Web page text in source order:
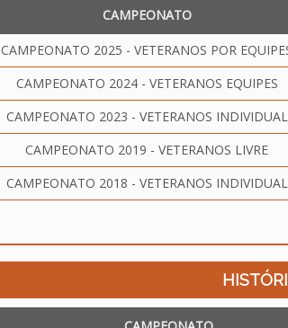
CAMPEONATO
CAMPEONATO 2025 - VETERANOS POR
CAMPEONATO 2024 - VETERANOS EQUIPES
CAMPEONATO 2023 - VETERANOS INDIVIDUAL
CAMPEONATO 2019 - VETERANOS LIVRE
CAMPEONATO 2018 - VETERANOS INDIVIDUAL